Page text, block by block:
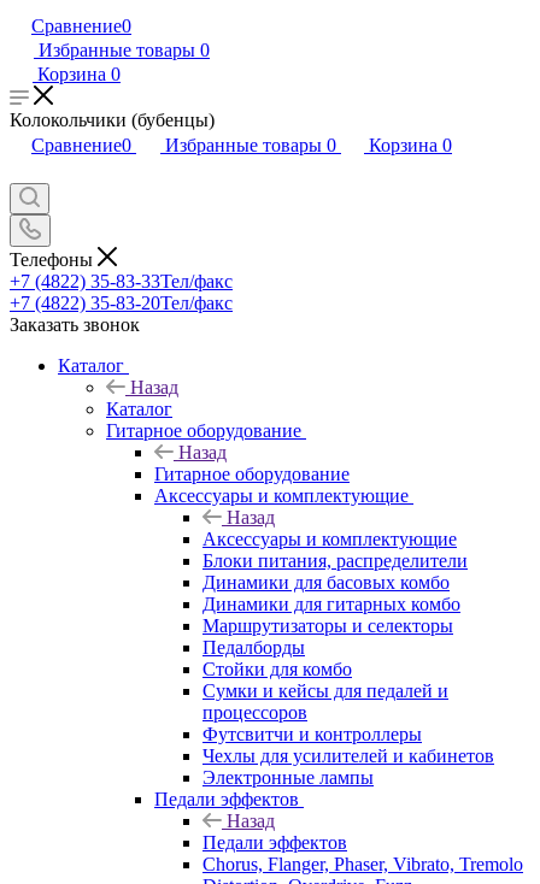
Сравнение0
Избранные товары 0
Корзина 0
Колокольчики (бубенцы)
Сравнение0 Избранные товары 0 Корзина 0
Телефоны
+7 (4822) 35-83-33Тел/факс
+7 (4822) 35-83-20Тел/факс
Заказать звонок
Каталог
Назад
Каталог
Гитарное оборудование
Назад
Гитарное оборудование
Аксессуары и комплектующие
Назад
Аксессуары и комплектующие
Блоки питания, распределители
Динамики для басовых комбо
Динамики для гитарных комбо
Маршрутизаторы и селекторы
Педалборды
Стойки для комбо
Сумки и кейсы для педалей и
процессоров
Футсвитчи и контроллеры
Чехлы для усилителей и кабинетов
Электронные лампы
Педали эффектов
Назад
Педали эффектов
Chorus, Flanger, Phaser, Vibrato, Tremolo